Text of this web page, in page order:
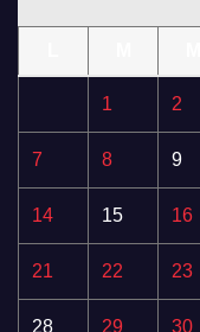
1 2
7 8 9
14 15 16
21 22 23
28 29 30